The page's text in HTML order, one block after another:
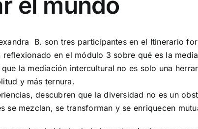
B. son tres participantes en el Itinerario
reflexionado en el módulo 3 sobre qué es la
la mediación intercultural no es solo una
y más ternura.
descubren que la diversidad no es un
se mezclan, se transforman y se enriquecen